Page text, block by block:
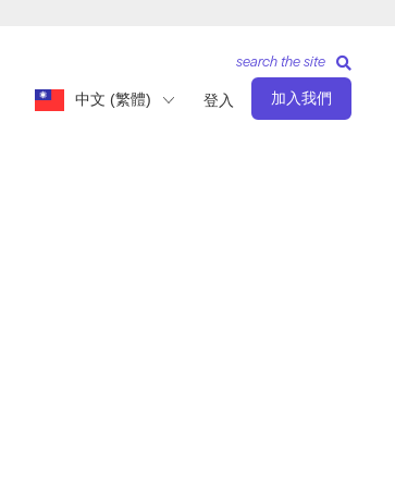
中文 (繁體) 登入 加入我們
search the site